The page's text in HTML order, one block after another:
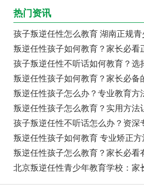
热门资讯
孩子叛逆任性怎么教育 湖南正规
叛逆任性孩子如何教育？家长必看
孩子叛逆任性不听话如何教育？选
叛逆任性孩子如何教育？家长必备
叛逆任性孩子怎么办？专业教育方
叛逆任性孩子怎么教育？实用方法
孩子叛逆任性不听话怎么办？资深
叛逆任性孩子如何教育 专业矫正方
叛逆任性孩子怎么教育？家长必看
北京叛逆任性青少年教育学校：家